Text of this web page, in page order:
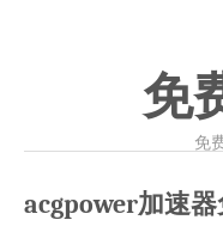
免
免
acgpower加速器